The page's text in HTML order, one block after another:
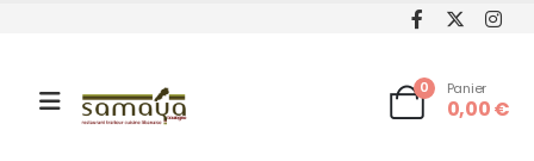
0 Panier
0,00€